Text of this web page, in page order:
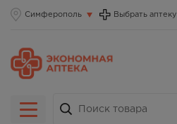
Симферополь Выбрать аптеку